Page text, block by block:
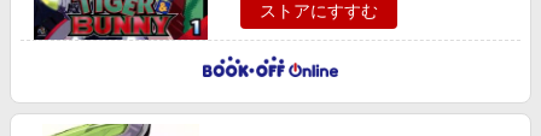
ストアにすすむ